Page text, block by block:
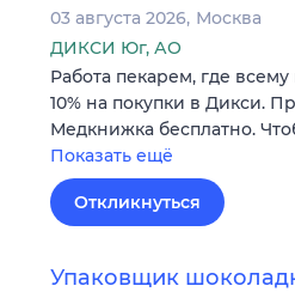
03 августа 2026 Москва
ДИКСИ Юг, АО
Работа пекарем, где
10% на покупки в Дикси.
Медкнижка бесплатно.
Показать ещё
Откликнуться
Упаковщик